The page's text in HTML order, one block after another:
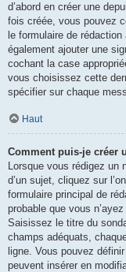
d’abord en créer une
fois créée, vous pouvez
le formulaire de
également ajouter une
cochant la case
vous choisissez cette
spécifier sur chaque
Haut
Comment puis-je créer
Lorsque vous rédigez
d’un sujet, cliquez sur
formulaire principal de
probable que vous
Saisissez le titre du
champs adéquats,
ligne. Vous pouvez
peuvent insérer en